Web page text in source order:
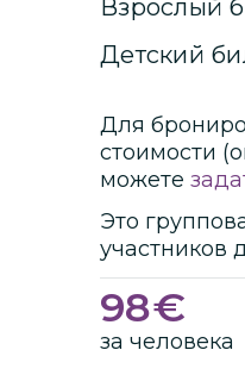
Взрослый
Детский
Для
стоимости
можете
Это
участников
98€
за человека